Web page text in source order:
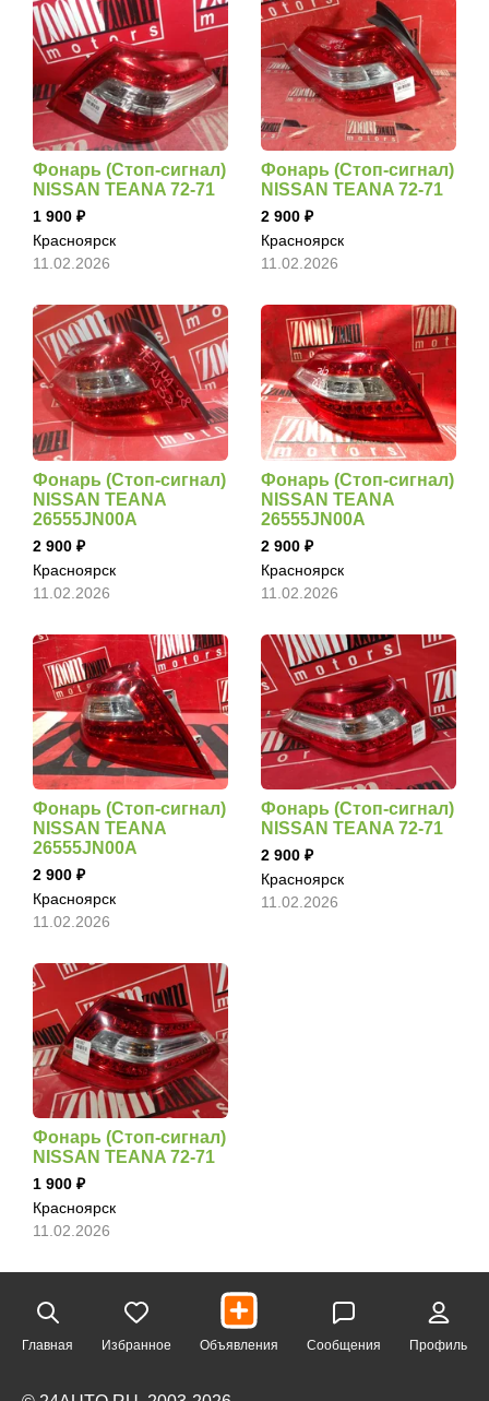
Фонарь (Стоп-сигнал)
NISSAN TEANA 72-71
1 900
Красноярск
11.02.2026
Фонарь (Стоп-сигнал)
NISSAN TEANA 72-71
2 900
Красноярск
11.02.2026
Фонарь (Стоп-сигнал)
NISSAN TEANA
26555JN00A
2 900
Красноярск
11.02.2026
Фонарь (Стоп-сигнал)
NISSAN TEANA
26555JN00A
2 900
Красноярск
11.02.2026
Фонарь (Стоп-сигнал)
NISSAN TEANA
26555JN00A
2 900
Красноярск
11.02.2026
Фонарь (Стоп-сигнал)
NISSAN TEANA 72-71
2 900
Красноярск
11.02.2026
Фонарь (Стоп-сигнал)
NISSAN TEANA 72-71
1 900
Красноярск
11.02.2026
Главная Избранное Объявления Сообщения Профиль